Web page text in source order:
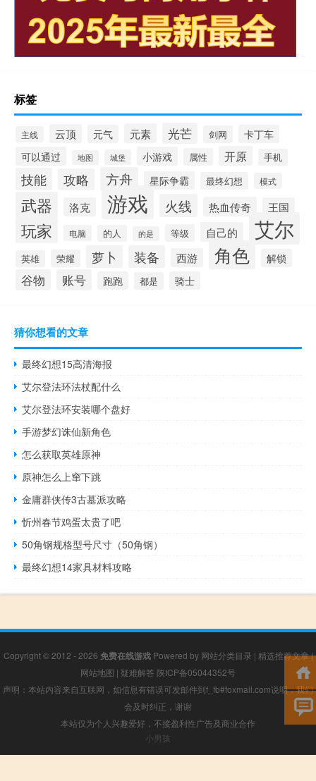
标签
主线 云顶 元气 元素 光芒 剑网 卡丁车
可以通过 地图 城堡 小游戏 属性 开原 手机
技能 攻略 方舟 星际争霸 最终幻想 模式
武器 洛克 游戏 火线 热血传奇 王国
玩家 电脑 的人 的是 等级 自己的 艾尔
英雄 荣耀 萝卜 装备 西游 角色 解锁
谷物 账号 跑跑 都是 骑士
猜你想看的文章
最终幻想15高清海报
艾尔登法环法杖配什么
艾尔登法环安装哪个盘好
手游梦幻诛仙新角色
怎么获取英雄原神
原神怎么上窜下跳
金庸群侠传3古墓派攻略
忻州春节鸡蛋太贵了吧
50角钢规格型号尺寸（50角钢）
最终幻想14家具材料攻略
Copyright © 2012 - 2026 免费在线游戏Powered by 网站分类目录 | 精选推荐文章|
网站地图 | 疑难解答 陕ICP备05044352号
声明：本站内容来自互联网，如信息有错误可发邮件到f_fb#foxmail.com说明，我们
会及时纠正，谢谢
本站仅为个人兴趣爱好，不接盈利性广告及商业合作
小男孩